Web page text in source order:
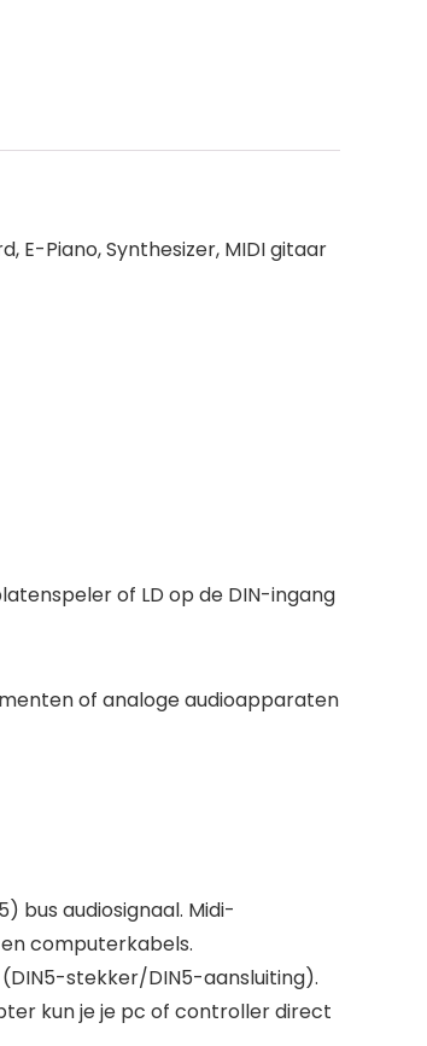
E-Piano, Synthesizer, MIDI gitaar
of LD op de DIN-ingang
of analoge audioapparaten
bus audiosignaal. Midi-
computerkabels.
stekker/DIN5-aansluiting).
kun je je pc of controller direct